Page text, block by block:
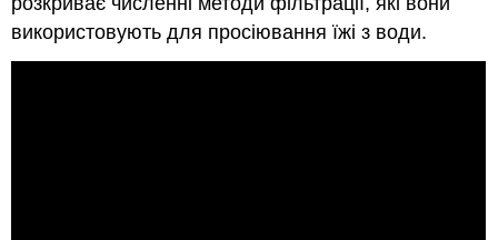
використовують для просіювання їжі з води.